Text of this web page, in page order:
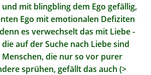
mit blingbling dem Ego gefällig,
Ego mit emotionalen Defiziten
es verwechselt das mit Liebe -
auf der Suche nach Liebe sind
Menschen, die nur so vor purer
sprühen, gefällt das auch (>